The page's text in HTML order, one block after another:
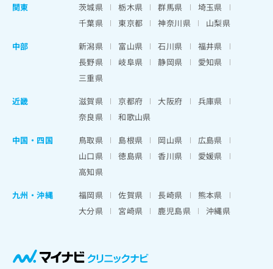
関東
茨城県 栃木県 群馬県
埼玉県
千葉県
東京都 神奈川県
山梨県
中部
新潟県 富山県 石川県
福井県
長野県
岐阜県 静岡県
愛知県
三重県
近畿
滋賀県 京都府 大阪府
兵庫県
奈良県
和歌山県
中国・四国
鳥取県 島根県 岡山県
広島県
山口県
徳島県 香川県
愛媛県
高知県
九州・沖縄
福岡県 佐賀県 長崎県
熊本県
大分県
宮崎県 鹿児島県 沖縄県